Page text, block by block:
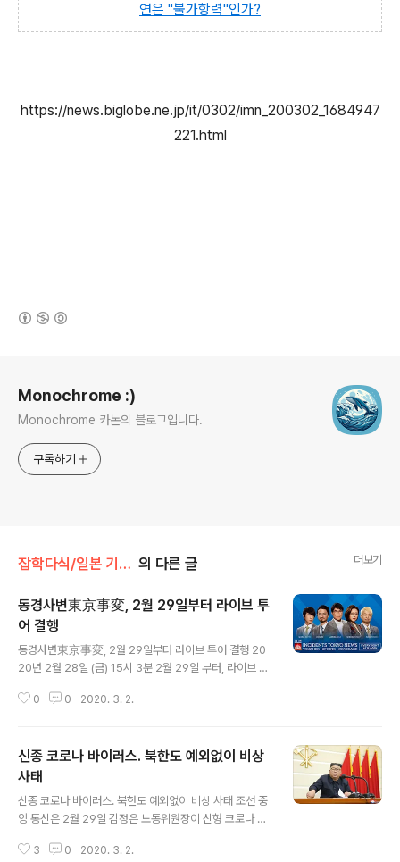
연은 "불가항력"인가?
https://news.biglobe.ne.jp/it/0302/imn_200302_1684947
221.html
Monochrome :)
Monochrome 카논의 블로그입니다.
구독하기
잡학다식/일본 기사 번역 의 다른 글 더보기
동경사변東京事変, 2월 29일부터 라이브 투
어 결행
동경사변東京事変, 2월 29일부터 라이브 투어 결행 20
20년 2월 28일 (금) 15시 3분 2월 29일 부터, 라이브 투
変 우키구모, 하타 토시키, 시이나 링고, 카메다 세이지, 이
사이트에서 발표. 신종 코로나 바이러스의 확산을 우려해
많은 라이브나 이벤트가 속속 중단을 발표한 가운데 라이
브의 결행을 인터넷에서는 "응원하고 싶다 " "팬과 자신이
좋으면 좋은 거지 다른 이유는 아니니까 "등 찬반의 목소리
020 년 1월에 "재생"을 발표했습니다. 이 라이브 투어 외
0 0 2020. 3. 2.
신종 코로나 바이러스. 북한도 예외없이 비상
사태
신종 코로나 바이러스. 북한도 예외없이 비상 사태 조선 중
앙 통신은 2월 29일 김정은 노동위원장이 신형 코로나 바
하지 말아야한다"고 지적하고 방역 사업에 관한 중앙의 지
3 0 2020. 3. 2.